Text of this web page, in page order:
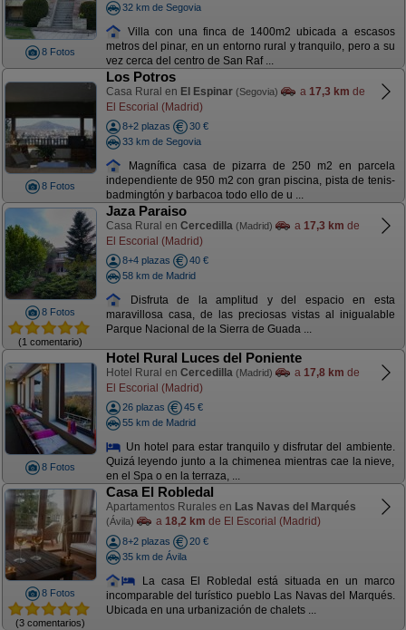
8 Fotos
32 km de Segovia
Villa con una finca de 1400m2 ubicada a escasos
metros del pinar, en un entorno rural y tranquilo, pero a su
vez cerca del centro de San Raf ...
8 Fotos
Los Potros
Casa Rural en El Espinar (Segovia) a 17,3 km de
El Escorial (Madrid)
8+2 plazas
30 €
33 km de Segovia
Magnífica casa de pizarra de 250 m2 en parcela
independiente de 950 m2 con gran piscina, pista de tenis-
badmingtón y barbacoa todo ello de u ...
8 Fotos
(1 comentario)
Jaza Paraiso
Casa Rural en Cercedilla (Madrid) a 17,3 km de
El Escorial (Madrid)
8+4 plazas
40 €
58 km de Madrid
Disfruta de la amplitud y del espacio en esta
maravillosa casa, de las preciosas vistas al inigualable
Parque Nacional de la Sierra de Guada ...
8 Fotos
Hotel Rural Luces del Poniente
Hotel Rural en Cercedilla (Madrid) a 17,8 km de
El Escorial (Madrid)
26 plazas
45 €
55 km de Madrid
Un hotel para estar tranquilo y disfrutar del ambiente.
Quizá leyendo junto a la chimenea mientras cae la nieve,
en el Spa o en la terraza, ...
8 Fotos
(3 comentarios)
Casa El Robledal
Apartamentos Rurales en Las Navas del Marqués
(Ávila) a 18,2 km de El Escorial (Madrid)
8+2 plazas
20 €
35 km de Ávila
La casa El Robledal está situada en un marco
incomparable del turístico pueblo Las Navas del Marqués.
Ubicada en una urbanización de chalets ...